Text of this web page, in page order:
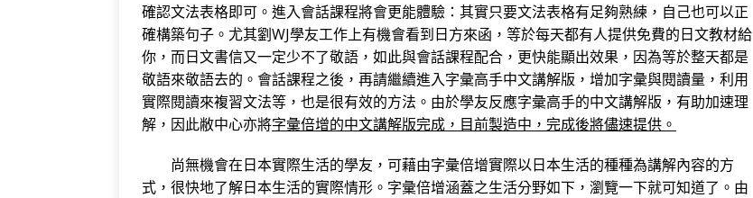
確認文法表格即可。進入會話課程將會更能體驗：其實只要文法表格有足夠熟練，自己也可以正
確構築句子。尤其劉WJ學友工作上有機會看到日方來函，等於每天都有人提供免費的日文教材給
你，而日文書信又一定少不了敬語，如此與會話課程配合，更快能顯出效果，因為等於整天都是
敬語來敬語去的。會話課程之後，再請繼續進入字彙高手中文講解版，增加字彙與閱讀量，利用
實際閱讀來複習文法等，也是很有效的方法。由於學友反應字彙高手的中文講解版，有助加速理
解，因此敝中心亦將字彙倍增的中文講解版完成，目前製造中，完成後將儘速提供。
尚無機會在日本實際生活的學友，可藉由字彙倍增實際以日本生活的種種為講解內容的方
式，很快地了解日本生活的實際情形。字彙倍增涵蓋之生活分野如下，瀏覽一下就可知道了。由